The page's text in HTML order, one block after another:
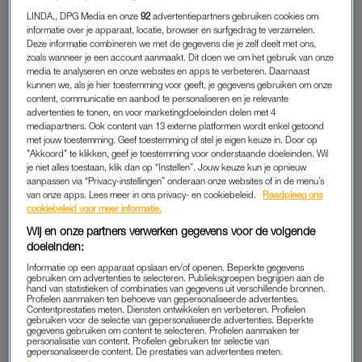
inmiddels te streamen.
‘NOT SUITABLE FOR WORK’
Terwijl jouw favoriete series nu – lees: op het moment dat jij
eindelijk tijd hebt – een zomerstop inlassen, vult Hulu-serie
Suitable for Workdat gat. We volgen vijf ambitieuze twintigers
die hun plek proberen te vinden in het hectische leven van
New York. Van een jongeinvestment bankeren een mode-
assistent tot een geneeskundestudent met acteerdromen:
allemaal zijn ze vastberaden om carrière te maken, maar dat
blijkt een stuk ingewikkelder dan gedacht. Terwijl zij keihard
knokken voor hun plekje in het werkveld en de druk toeneemt,
moeten ze ook nog tijd zien te vinden voor liefde,
vriendschappen én zichzelf. Het resultaat? Een mix van
awkward situaties, werkdrama en chaos die hoort bij het leven
van eentwintiger.
De maker van de serie is Mindy Kaling, die eerder
LINDA., DPG Media en onze92 advertentiepartners gebruiken cookies om
informatie over je apparaat, locatie, browser en surfgedrag te verzamelen.
Deze informatie combineren we met de gegevens die je zelf deelt met ons,
zoals wanneer je een account aanmaakt. Dit doen we om het gebruik van onze
media te analyseren en onze websites en apps te verbeteren. Daarnaast
kunnen we, als je hier toestemming voor geeft, je gegevens gebruiken om onze
content, communicatie en aanbod te personaliseren en je relevante
advertenties te tonen, en voor marketingdoeleinden delen met 4
mediapartners. Ook content van 13 externe platformen wordt enkel getoond
met jouw toestemming. Geef toestemming of stel je eigen keuze in. Door op
"Akkoord" te klikken, geef je toestemming voor onderstaande doeleinden. Wil
je niet alles toestaan, klik dan op “Instellen”. Jouw keuze kun je opnieuw
aanpassen via “Privacy-instellingen” onderaan onze websites of in de menu’s
van onze apps. Lees meer in ons privacy- en cookiebeleid.
Raadpleeg ons
cookiebeleid voor meer informatie.
Wij en onze partners verwerken gegevens voor de volgende
doeleinden:
Informatie op een apparaat opslaan en/of openen. Beperkte gegevens
gebruiken om advertenties te selecteren. Publieksgroepen begrijpen aan de
hand van statistieken of combinaties van gegevens uit verschillende bronnen.
Profielen aanmaken ten behoeve van gepersonaliseerde advertenties.
Contentprestaties meten. Diensten ontwikkelen en verbeteren. Profielen
gebruiken voor de selectie van gepersonaliseerde advertenties. Beperkte
gegevens gebruiken om content te selecteren. Profielen aanmaken ter
personalisatie van content. Profielen gebruiken ter selectie van
gepersonaliseerde content. De prestaties van advertenties meten.